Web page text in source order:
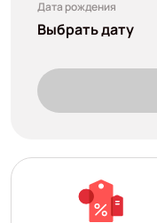
Дата рождения
Выбрать дату